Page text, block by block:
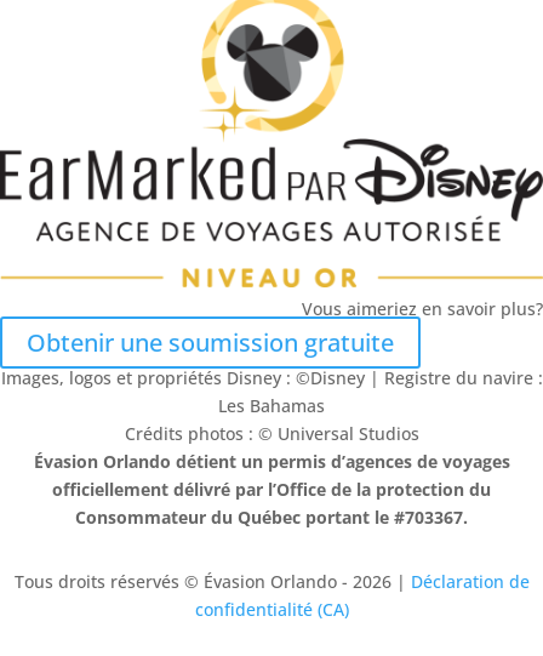
Vous aimeriez en savoir plus?
Obtenir une soumission gratuite
Images, logos et propriétés Disney : ©Disney | Registre du navire :
Les Bahamas
Crédits photos : © Universal Studios
Évasion Orlando détient un permis d’agences de voyages
officiellement délivré par l’Office de la protection du
Consommateur du Québec portant le #703367.
Tous droits réservés © Évasion Orlando - 2026 | Déclaration de
confidentialité (CA)